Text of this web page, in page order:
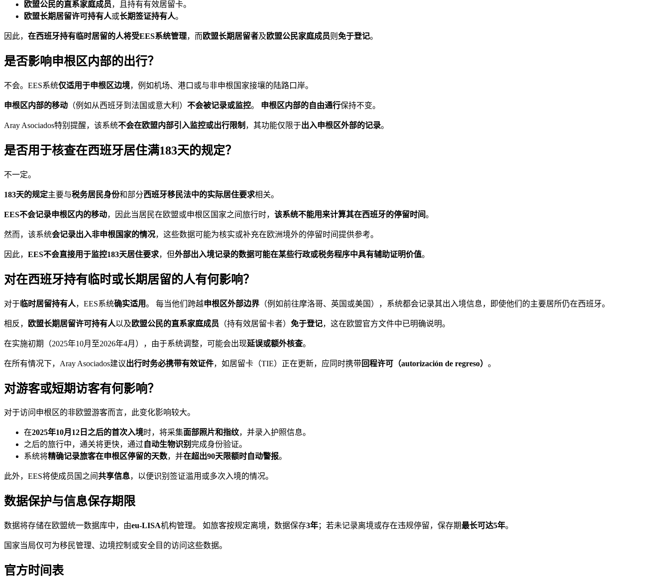
欧盟公民的直系家庭成员，且持有有效居留卡。
欧盟长期居留许可持有人或长期签证持有人。
因此， 在西班牙持有临时居留的人将受EES系统管理，而 欧盟长期居留者及 欧盟公民家庭成员则 免于登记。
是否影响申根区内部的出行？
不会。EES系统仅适用于申根区边境，例如机场、港口或与非申根国家接壤的陆路口岸。
申根区内部的移动 （例如从西班牙到法国或意大利） 不会被记录或监控。 申根区内部的自由通行保持不变。
Aray Asociados特别提醒，该系统不会在欧盟内部引入监控或出行限制 ，其功能仅限于出入申根区外部的记录。
是否用于核查在西班牙居住满183天的规定？
不一定。
183天的规定主要与税务居民身份和部分西班牙移民法中的实际居住要求相关。
EES不会记录申根区内的移动，因此当居民在欧盟或申根区国家之间旅行时， 该系统不能用来计算其在西班牙的停留时间。
然而，该系统会记录出入非申根国家的情况，这些数据可能为核实或补充在欧洲境外的停留时间提供参考。
因此， EES不会直接用于监控183天居住要求，但外部出入境记录的数据可能在某些行政或税务程序中具有辅助证明价值。
对在西班牙持有临时或长期居留的人有何影响？
对于 临时居留持有人，EES系统确实适用。 每当他们跨越申根区外部边界 （例如前往摩洛哥、英国或美国），系统都会记录其出入境信息，即使他们的主要居所仍在西班牙。
相反， 欧盟长期居留许可持有人以及 欧盟公民的直系家庭成员 （持有效居留卡者） 免于登记，这在欧盟官方文件中已明确说明。
在实施初期（2025年10月至2026年4月），由于系统调整，可能会出现延误或额外核查。
在所有情况下，Aray Asociados建议出行时务必携带有效证件，如居留卡（TIE）正在更新，应同时携带回程许可（autorización de regreso） 。
对游客或短期访客有何影响？
对于访问申根区的非欧盟游客而言，此变化影响较大。
在2025年10月12日之后的首次入境时，将采集面部照片和指纹，并录入护照信息。
之后的旅行中，通关将更快，通过自动生物识别 完成身份验证。
系统将精确记录旅客在申根区停留的天数，并在超出90天限额时自动警报。
此外，EES将使成员国之间共享信息，以便识别签证滥用或多次入境的情况。
数据保护与信息保存期限
数据将存储在欧盟统一数据库中，由eu-LISA机构管理。 如旅客按规定离境，数据保存3年；若未记录离境或存在违规停留，保存期最长可达5年。
国家当局仅可为移民管理、边境控制或安全目的访问这些数据。
官方时间表